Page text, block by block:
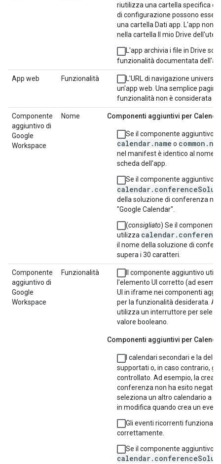
riutilizza una cartella specifica
di configurazione possono
una cartella Dati app. L'app non
nella cartella Il mio Drive
L'app archivia i file in Drive
funzionalità documentata
App web Funzionalità
L'URL di navigazione
un'app web. Una semplice
funzionalità non è considerata
Componente
aggiuntivo di
Google
Workspace
Nome Componenti aggiuntivi per
Se il componente aggiuntivo
calendar.name o
nel manifest è identico al nome
scheda dell'app.
Se il componente aggiuntivo
della soluzione di conferenza
"Google Calendar".
(consigliato) Se il
utilizza
il nome della soluzione di
supera i 30 caratteri.
Componente
aggiuntivo di
Google
Workspace
Funzionalità
Il componente aggiuntivo
l'elemento UI corretto (ad
UI in iframe nei componenti
per la funzionalità desiderata.
utilizza un interruttore per
valore booleano.
Componenti aggiuntivi per
I calendari secondari e la
supportati o, in caso contrario,
controllato. Ad esempio, la
conferenza non ha esito
seleziona un altro calendario a
in modifica quando crea un
Gli eventi ricorrenti funzionano
correttamente.
Se il componente aggiuntivo